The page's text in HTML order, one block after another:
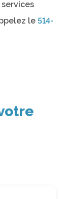
le 514-